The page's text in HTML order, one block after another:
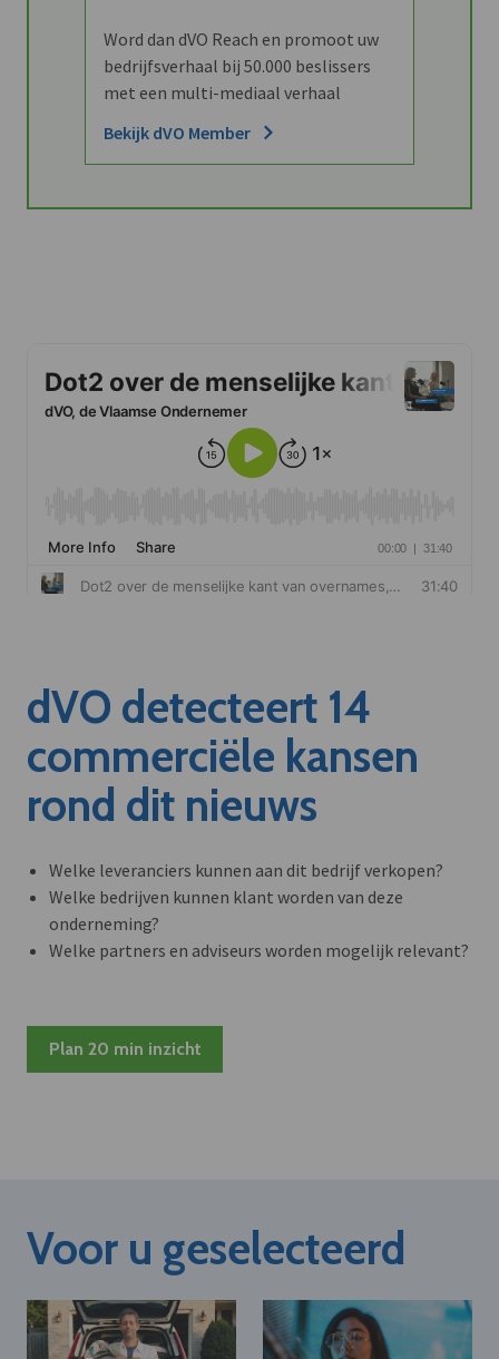
Word dan dVO Reach en promoot uw
bedrijfsverhaal bij 50.000 beslissers
met een multi-mediaal verhaal
Bekijk dVO Member
dVO detecteert 14
commerciële kansen
rond dit nieuws
Welke leveranciers kunnen aan dit bedrijf verkopen?
Welke bedrijven kunnen klant worden van deze
onderneming?
Welke partners en adviseurs worden mogelijk relevant?
Plan 20 min inzicht
Voor u geselecteerd